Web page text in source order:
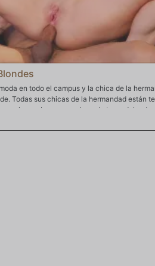
en todo el campus y la chica de la
Todas sus chicas de la hermandad están
solo una buena por el puede traer, dejando
Nadie quiere sentirse excluido. Con el
de toda la vida y analfóbico Lawson Jones
esté golpeando los agujeros de sus
Lawson se chupa las pelotas y saca su
que esa varilla de carnero rígida y
Primero duele y comienza a suceder el